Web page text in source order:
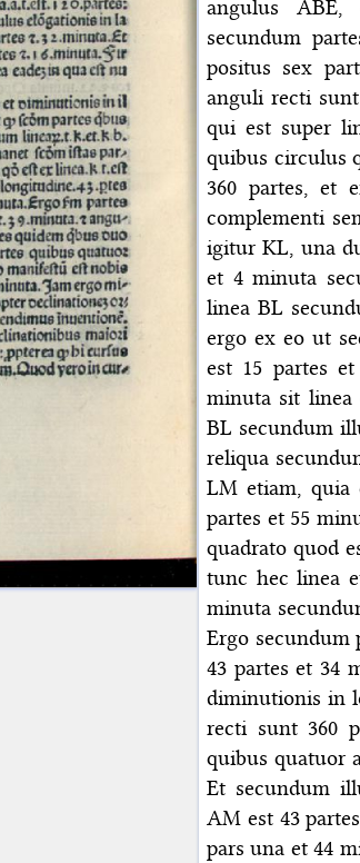
angulus ABE,
secundum
positus sex
anguli recti
qui est super
quibus circulus
360 partes, et
complementi
igitur KL, una
et 4 minuta
linea BL
ergo ex eo ut
est 15 partes
minuta sit linea
BL secundum
reliqua
LM etiam, quia
partes et 55
quadrato quod
tunc hec linea
minuta
Ergo secundum
43 partes et 34
diminutionis in
recti sunt 360
quibus quatuor
Et secundum
AM est 43
pars una et 44